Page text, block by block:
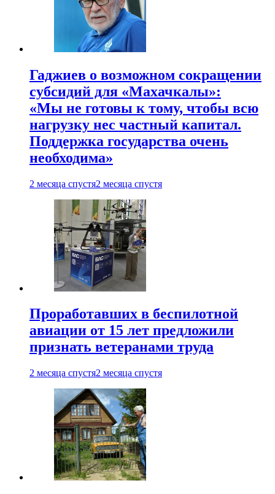
Гаджиев о возможном сокращении
субсидий для «Махачкалы»:
«Мы не готовы к тому, чтобы всю
нагрузку нес частный капитал.
Поддержка государства очень
необходима»
2 месяца спустя2 месяца спустя
Проработавших в беспилотной
авиации от 15 лет предложили
признать ветеранами труда
2 месяца спустя2 месяца спустя